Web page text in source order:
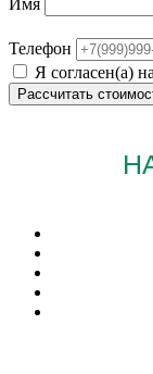
Телефон
Я согласен(а) на